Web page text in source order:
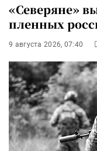
«Северяне»
пленных
9 августа 2026, 07:40